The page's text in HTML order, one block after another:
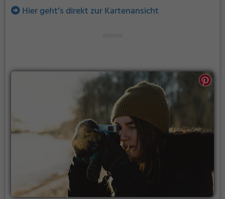
Hier geht’s direkt zur Kartenansicht